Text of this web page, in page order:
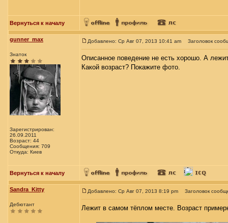
Вернуться к началу
gunner_max
Знаток
Зарегистрирован:
26.09.2011
Возраст: 44
Сообщения: 709
Откуда: Киев
Добавлено: Ср Авг 07, 2013 10:41 am Заголовок
Описанное поведение не есть хорошо. А
Какой возраст? Покажите фото.
Вернуться к началу
Sandra_Kitty
Дебютант
Добавлено: Ср Авг 07, 2013 8:19 pm Заголовок
Лежит в самом тёплом месте. Возраст